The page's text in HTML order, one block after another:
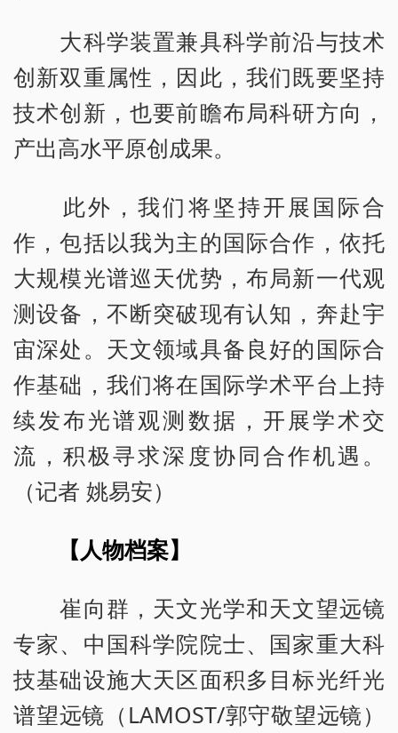
大科学装置兼具科学前沿与技术
创新双重属性，因此，我们既要坚持
技术创新，也要前瞻布局科研方向，
产出高水平原创成果。
此外，我们将坚持开展国际合
作，包括以我为主的国际合作，依托
大规模光谱巡天优势，布局新一代观
测设备，不断突破现有认知，奔赴宇
宙深处。天文领域具备良好的国际合
作基础，我们将在国际学术平台上持
续发布光谱观测数据，开展学术交
流，积极寻求深度协同合作机遇。
（记者 姚易安）
【人物档案】
崔向群，天文光学和天文望远镜
专家、中国科学院院士、国家重大科
技基础设施大天区面积多目标光纤光
谱望远镜（LAMOST/郭守敬望远镜）